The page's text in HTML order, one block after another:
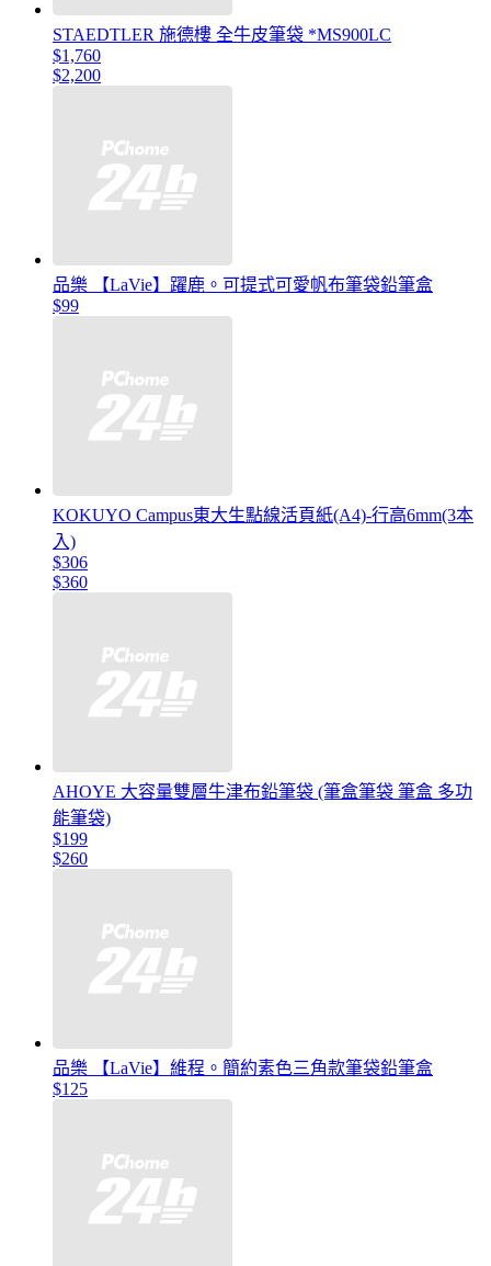
STAEDTLER 施德樓 全牛皮筆袋 *MS900LC
$1,760
$2,200
品樂 【LaVie】躍鹿。可提式可愛帆布筆袋鉛筆盒
$99
KOKUYO Campus東大生點線活頁紙(A4)-行高6mm(3本
入)
$306
$360
AHOYE 大容量雙層牛津布鉛筆袋 (筆盒筆袋 筆盒 多功
能筆袋)
$199
$260
品樂 【LaVie】維程。簡約素色三角款筆袋鉛筆盒
$125